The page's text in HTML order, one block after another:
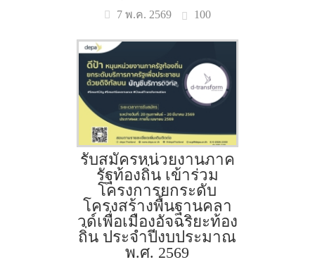
7 พ.ค. 2569 100
รับสมัครหน่วยงานภาค
รัฐท้องถิ่น เข้าร่วม
โครงการยกระดับ
โครงสร้างพื้นฐานคลา
วด์เพื่อเมืองอัจฉริยะท้อง
ถิ่น ประจำปีงบประมาณ
พ.ศ. 2569